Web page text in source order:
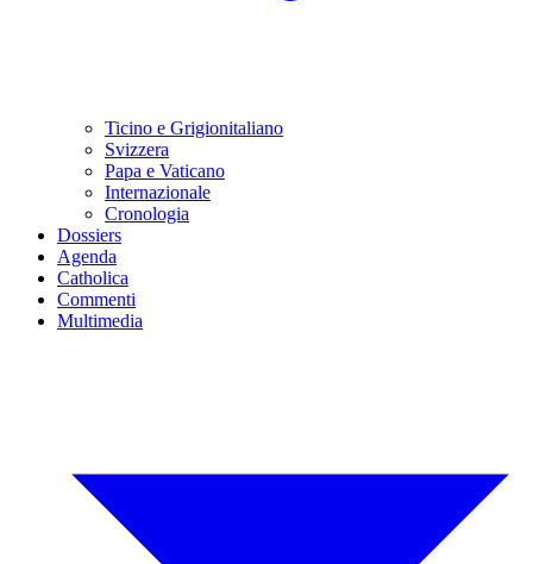
Ticino e Grigionitaliano
Svizzera
Papa e Vaticano
Internazionale
Cronologia
Dossiers
Agenda
Catholica
Commenti
Multimedia